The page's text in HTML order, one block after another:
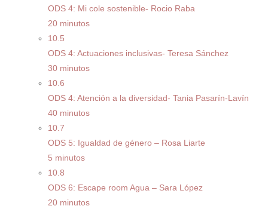
ODS 4: Mi cole sostenible- Rocio Raba
20 minutos
10.5
ODS 4: Actuaciones inclusivas- Teresa Sánchez
30 minutos
10.6
ODS 4: Atención a la diversidad- Tania Pasarín-Lavín
40 minutos
10.7
ODS 5: Igualdad de género – Rosa Liarte
5 minutos
10.8
ODS 6: Escape room Agua – Sara López
20 minutos